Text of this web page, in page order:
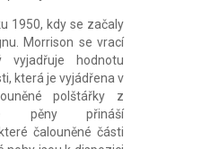
1950, kdy se začaly
Morrison se vrací
vyjadřuje hodnotu
která je vyjádřena v
polštářky z
pěny přináší
čalouněné části